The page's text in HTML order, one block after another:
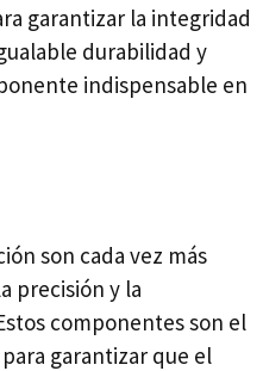
garantizar la integridad
durabilidad y
indispensable en
son cada vez más
precisión y la
componentes son el
garantizar que el